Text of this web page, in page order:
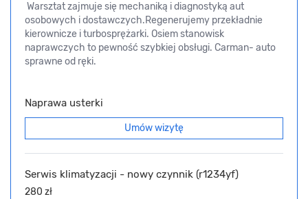
Warsztat zajmuje się mechaniką i diagnostyką aut
osobowych i dostawczych.Regenerujemy przekładnie
kierownicze i turbosprężarki. Osiem stanowisk
naprawczych to pewność szybkiej obsługi. Carman- auto
sprawne od ręki.
Naprawa usterki
Umów wizytę
Serwis klimatyzacji - nowy czynnik (r1234yf)
280 zł